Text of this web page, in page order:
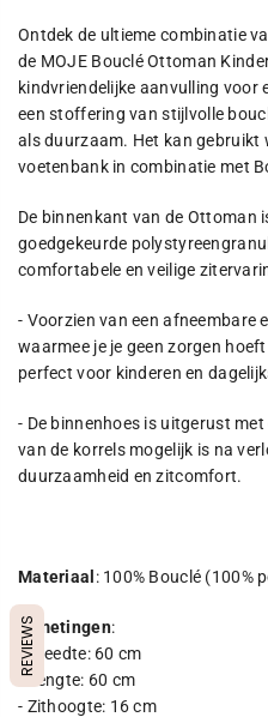
Ontdek de ultieme combinatie
de MOJE Bouclé Ottoman
kindvriendelijke aanvulling voor
een stoffering van stijlvolle
als duurzaam. Het kan gebruikt
voetenbank in combinatie met
De binnenkant van de Ottoman
goedgekeurde
comfortabele en veilige
- Voorzien van een afneembare
waarmee je je geen zorgen
perfect voor kinderen en
- De binnenhoes is uitgerust
van de korrels mogelijk is na
duurzaamheid en zitcomfort.
Materiaal : 100% Bouclé (100%
Afmetingen:
- Breedte: 60 cm
- Lengte: 60 cm
- Zithoogte: 16 cm
REVIEWS